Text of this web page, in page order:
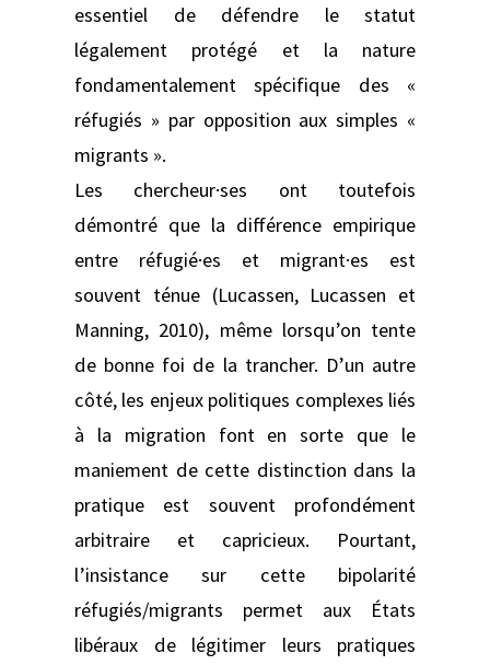
essentiel de défendre le statut
légalement protégé et la nature
fondamentalement spécifique des «
réfugiés » par opposition aux simples «
migrants ».
Les chercheur·ses ont toutefois
démontré que la différence empirique
entre réfugié·es et migrant·es est
souvent ténue (Lucassen, Lucassen et
Manning, 2010), même lorsqu’on tente
de bonne foi de la trancher. D’un autre
côté, les enjeux politiques complexes liés
à la migration font en sorte que le
maniement de cette distinction dans la
pratique est souvent profondément
arbitraire et capricieux. Pourtant,
l’insistance sur cette bipolarité
réfugiés/migrants permet aux États
libéraux de légitimer leurs pratiques